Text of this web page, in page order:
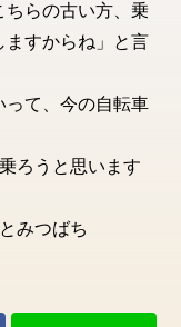
ちらの古い方、乗
ますからね」と言
って、今の自転車
ろうと思います
みつばち